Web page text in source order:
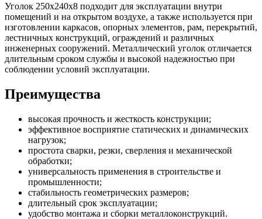
Уголок 250х240х8 подходит для эксплуатации внутри
помещений и на открытом воздухе, а также используется при
изготовлении каркасов, опорных элементов, рам, перекрытий,
лестничных конструкций, ограждений и различных
инженерных сооружений. Металлический уголок отличается
длительным сроком службы и высокой надежностью при
соблюдении условий эксплуатации.
Преимущества
высокая прочность и жесткость конструкции;
эффективное восприятие статических и динамических
нагрузок;
простота сварки, резки, сверления и механической
обработки;
универсальность применения в строительстве и
промышленности;
стабильность геометрических размеров;
длительный срок эксплуатации;
удобство монтажа и сборки металлоконструкций.